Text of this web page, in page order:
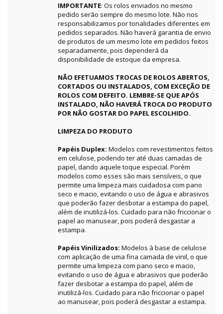
IMPORTANTE: Os rolos enviados no mesmo
pedido serão sempre do mesmo lote. Não nos
responsabilizamos por tonalidades diferentes em
pedidos separados. Não haverá garantia de envio
de produtos de um mesmo lote em pedidos feitos
separadamente, pois dependerá da
disponibilidade de estoque da empresa.
NÃO EFETUAMOS TROCAS DE ROLOS ABERTOS,
CORTADOS OU INSTALADOS, COM EXCEÇÃO DE
ROLOS COM DEFEITO. LEMBRE-SE QUE APÓS
INSTALADO, NÃO HAVERÁ TROCA DO PRODUTO
POR NÃO GOSTAR DO PAPEL ESCOLHIDO.
LIMPEZA DO PRODUTO
Papéis Duplex: Modelos com revestimentos feitos
em celulose, podendo ter até duas camadas de
papel, dando aquele toque especial. Porém
modelos como esses são mais sensíveis, o que
permite uma limpeza mais cuidadosa com pano
seco e macio, evitando o uso de água e abrasivos
que poderão fazer desbotar a estampa do papel,
além de inutilizá-los. Cuidado para não friccionar o
papel ao manusear, pois poderá desgastar a
estampa.
Papéis Vinilizados: Modelos à base de celulose
com aplicação de uma fina camada de vinil, o que
permite uma limpeza com pano seco e macio,
evitando o uso de água e abrasivos que poderão
fazer desbotar a estampa do papel, além de
inutilizá-los. Cuidado para não friccionar o papel
ao manusear, pois poderá desgastar a estampa.